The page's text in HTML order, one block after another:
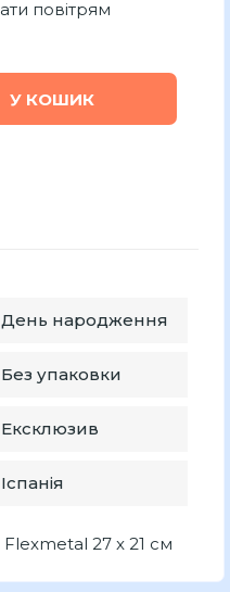
повітрям
У КОШИК
День народження
Без упаковки
Ексклюзив
Іспанія
Flexmetal 27 x 21 см